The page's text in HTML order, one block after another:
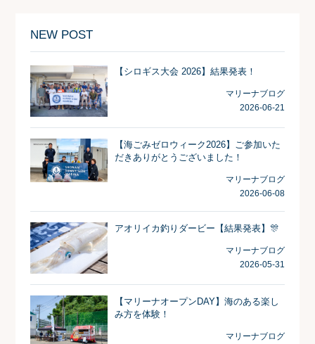
NEW POST
【シロギス大会 2026】結果発表！
マリーナブログ
2026-06-21
【海ごみゼロウィーク2026】ご参加いた
だきありがとうございました！
マリーナブログ
2026-06-08
アオリイカ釣りダービー【結果発表】🎊
マリーナブログ
2026-05-31
【マリーナオープンDAY】海のある楽し
み方を体験！
マリーナブログ